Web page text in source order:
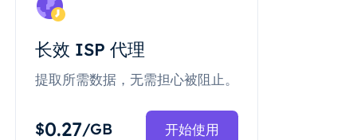
长效 ISP 代理
提取所需数据，无需担心被阻止。
$0.27/GB 开始使用